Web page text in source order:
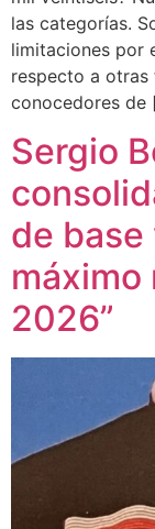
las categorías.
limitaciones por
respecto a otras
conocedores de
Sergio
de
máximo
2026”